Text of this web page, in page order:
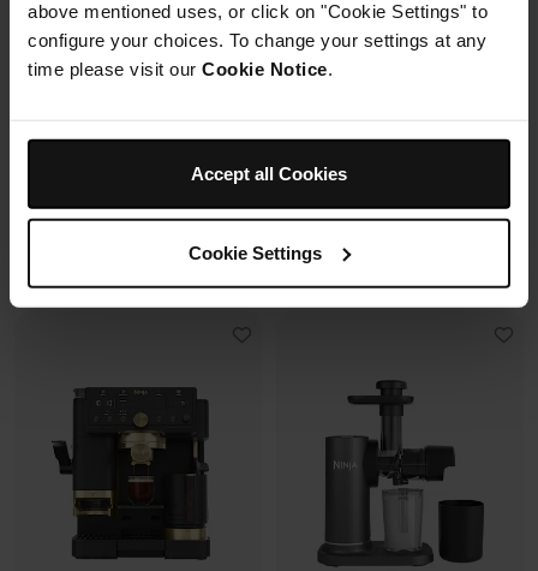
above mentioned uses, or click on "Cookie Settings" to
configure your choices. To change your settings at any
time please visit our Cookie Notice.
Accept all Cookies
Cookie Settings
6 modes de cuisson (max
240°C)
Synchronisation des
cuissons
179,99 € Prix réduit de
269,99 €au
Prix le + bas sur 30j
Voir les détails
Modulaire, compact, facile à
ranger et emporter.
119,99 € Prix réduit de
179,99 €au
109,99 €
Voir les détails